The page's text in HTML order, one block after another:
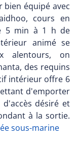
équipé avec
cours en
5 min à 1 h de
animé se
alentours, on
des requins
intérieur offre 6
d'emporter
désiré et
à la sortie.
sous-marine